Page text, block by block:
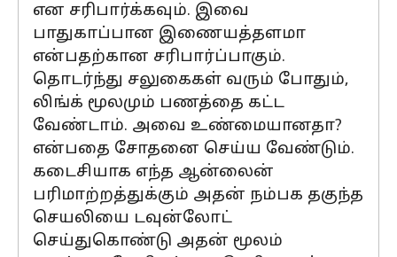
என சரிபார்க்கவும். இவை
பாதுகாப்பான இணையத்தளமா
என்பதற்கான சரிபார்ப்பாகும்.
தொடர்ந்து சலுகைகள் வரும் போதும்,
லிங்க் மூலமும் பணத்தை கட்ட
வேண்டாம். அவை உண்மையானதா?
என்பதை சோதனை செய்ய வேண்டும்.
கடைசியாக எந்த ஆன்லைன்
பரிமாற்றத்துக்கும் அதன் நம்பக தகுந்த
செயலியை டவுன்லோட்
செய்துகொண்டு அதன் மூலம்